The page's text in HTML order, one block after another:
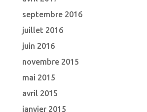
septembre 2016
juillet 2016
juin 2016
novembre 2015
mai 2015
avril 2015
janvier 2015